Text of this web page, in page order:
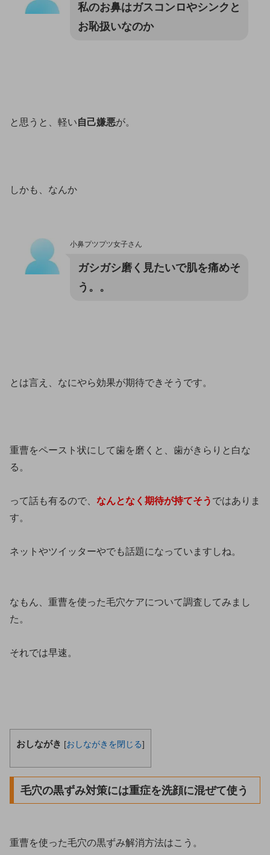
私のお鼻はガスコンロやシンクと
お恥扱いなのか
と思うと、軽い自己嫌悪が。
しかも、なんか
小鼻プツプツ女子さん
ガシガシ磨く見たいで肌を痛めそ
う。。
とは言え、なにやら効果が期待できそうです。
重曹をペースト状にして歯を磨くと、歯がきらりと白な
る。
って話も有るので、 なんとなく期待が持てそう ではありま
す。
ネットやツイッターやでも話題になっていますしね。
なもん、重曹を使った毛穴ケアについて調査してみまし
た。
それでは早速。
おしながき [おしながきを閉じる]
毛穴の黒ずみ対策には重症を洗顔に混ぜて使う
重曹を使った毛穴の黒ずみ解消方法はこう。